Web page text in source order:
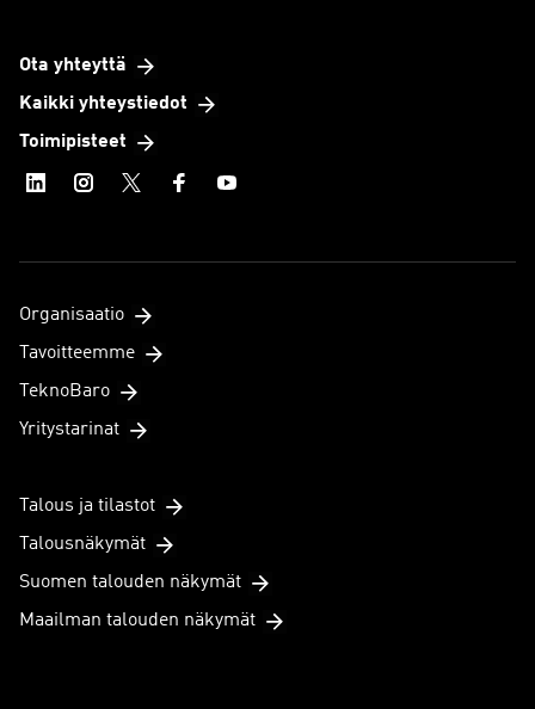
Ota yhteyttä
Kaikki yhteystiedot
Toimipisteet
Organisaatio
Tavoitteemme
TeknoBaro
Yritystarinat
Talous ja tilastot
Talousnäkymät
Suomen talouden näkymät
Maailman talouden näkymät